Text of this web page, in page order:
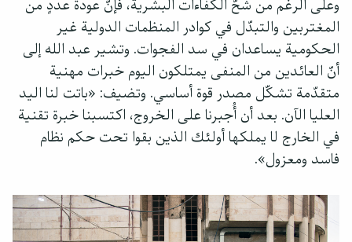
المغتربين والتبدّل في كوادر المنظمات الدولية غير
الحكومية يساعدان في سد الفجوات. وتشير عبد الله إلى
أنّ العائدين من المنفى يمتلكون اليوم خبرات مهنية
متقدّمة تشكّل مصدر قوة أساسي. وتضيف: «باتت لنا اليد
العليا الآن. بعد أن أُجبرنا على الخروج، اكتسبنا خبرة تقنية
في الخارج لا يملكها أولئك الذين بقوا تحت حكم نظام
فاسد ومعزول».